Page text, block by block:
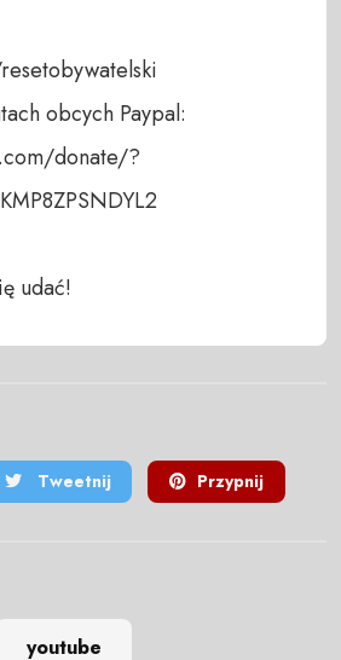
obcych Paypal:
donate/?
udać!
Tweetnij Przypnij
youtube